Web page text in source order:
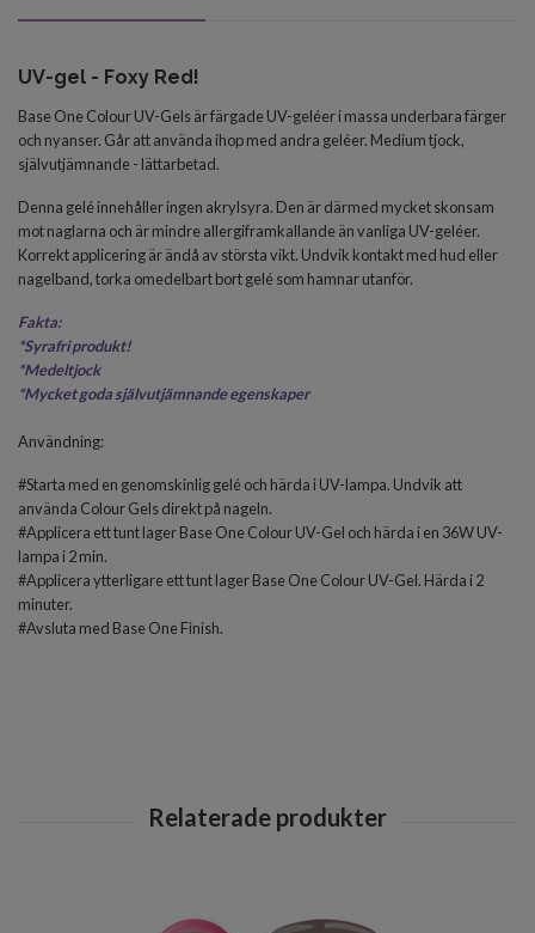
UV-gel - Foxy Red!
Base One Colour UV-Gels är färgade UV-geléer i massa underbara färger
och nyanser. Går att använda ihop med andra geléer. Medium tjock,
självutjämnande - lättarbetad.
Denna gelé innehåller ingen akrylsyra. Den är därmed mycket skonsam
mot naglarna och är mindre allergiframkallande än vanliga UV-geléer.
Korrekt applicering är ändå av största vikt. Undvik kontakt med hud eller
nagelband, torka omedelbart bort gelé som hamnar utanför.
Fakta:
*Syrafri produkt!
*Medeltjock
*Mycket goda självutjämnande egenskaper
Användning:
#Starta med en genomskinlig gelé och härda i UV-lampa. Undvik att
använda Colour Gels direkt på nageln.
#Applicera ett tunt lager Base One Colour UV-Gel och härda i en 36W UV-
lampa i 2 min.
#Applicera ytterligare ett tunt lager Base One Colour UV-Gel. Härda i 2
minuter.
#Avsluta med Base One Finish.